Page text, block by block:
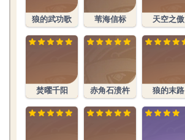
狼的武功歌
焚曜千阳
苇海信标
赤角石溃杵
天空之傲
狼的末路